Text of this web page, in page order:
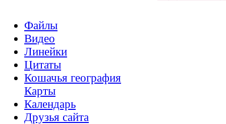
Файлы
Видео
Линейки
Цитаты
Кошачья география
Карты
Календарь
Друзья сайта